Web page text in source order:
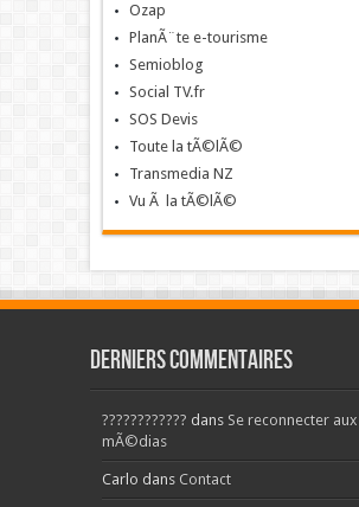
Ozap
PlanÃ¨te e-tourisme
Semioblog
Social TV.fr
SOS Devis
Toute la tÃ©lÃ©
Transmedia NZ
Vu Ã la tÃ©lÃ©
Derniers commentaires
???????????? dans Se reconnecter aux
mÃ©dias
Carlo dans Contact